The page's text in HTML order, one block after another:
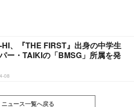
、『THE FIRST』出身の中学生
ー・TAIKIの「BMSG」所属を発
08
ニュース一覧へ戻る